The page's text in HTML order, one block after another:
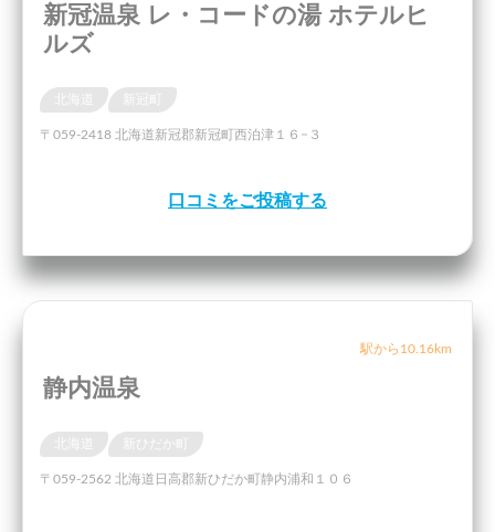
新冠温泉 レ・コードの湯 ホテルヒ
ルズ
〒059-2418 北海道新冠郡新冠町西泊津１６−３
口コミをご投稿する
駅から10.16km
静内温泉
新ひだか町
〒059-2562 北海道日高郡新ひだか町静内浦和１０６